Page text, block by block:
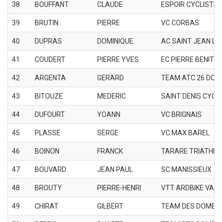
38 BOUFFANT CLAUDE ESPOIR CYCLISTE
39 BRUTIN PIERRE VC CORBAS
40 DUPRAS DOMINIQUE AC SAINT JEAN LE
41 COUDERT PIERRE YVES EC PIERRE
42 ARGENTA GERARD TEAM ATC 26
43 BITOUZE MEDERIC SAINT DENIS
44 DUFOURT YOANN VC BRIGNAIS
45 PLASSE SERGE VC MAX BAREL
46 BOINON FRANCK TARARE
47 BOUVARD JEAN PAUL SC MANISSIEUX
48 BROUTY PIERRE-HENRI VTT ARDBIKE
49 CHIRAT GILBERT TEAM DES